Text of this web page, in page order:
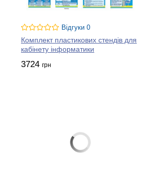
Відгуки 0
Комплект пластикових стендів для
кабінету інформатики
3724 грн